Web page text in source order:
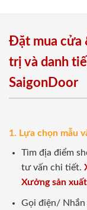
Đặt mua cửa
trị và danh
SaigonDoor
1. Lựa chọn mẫu
Tìm địa điểm
tư vấn chi tiết.
Xưởng sản
Gọi điện/